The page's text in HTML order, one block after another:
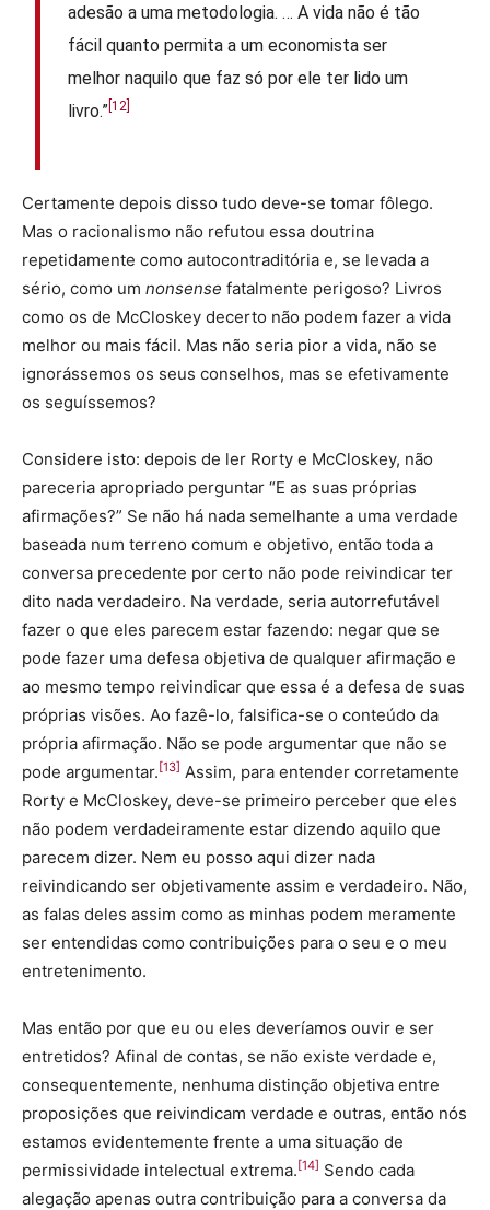
adesão a uma metodologia. … A vida não é tão
fácil quanto permita a um economista ser
melhor naquilo que faz só por ele ter lido um
livro.”[12]
Certamente depois disso tudo deve-se tomar fôlego.
Mas o racionalismo não refutou essa doutrina
repetidamente como autocontraditória e, se levada a
sério, como um nonsense fatalmente perigoso? Livros
como os de McCloskey decerto não podem fazer a vida
melhor ou mais fácil. Mas não seria pior a vida, não se
ignorássemos os seus conselhos, mas se efetivamente
os seguíssemos?
Considere isto: depois de ler Rorty e McCloskey, não
pareceria apropriado perguntar “E as suas próprias
afirmações?” Se não há nada semelhante a uma verdade
baseada num terreno comum e objetivo, então toda a
conversa precedente por certo não pode reivindicar ter
dito nada verdadeiro. Na verdade, seria autorrefutável
fazer o que eles parecem estar fazendo: negar que se
pode fazer uma defesa objetiva de qualquer afirmação e
ao mesmo tempo reivindicar que essa é a defesa de suas
próprias visões. Ao fazê-lo, falsifica-se o conteúdo da
própria afirmação. Não se pode argumentar que não se
pode argumentar. [13] Assim, para entender corretamente
Rorty e McCloskey, deve-se primeiro perceber que eles
não podem verdadeiramente estar dizendo aquilo que
parecem dizer. Nem eu posso aqui dizer nada
reivindicando ser objetivamente assim e verdadeiro. Não,
as falas deles assim como as minhas podem meramente
ser entendidas como contribuições para o seu e o meu
entretenimento.
Mas então por que eu ou eles deveríamos ouvir e ser
entretidos? Afinal de contas, se não existe verdade e,
consequentemente, nenhuma distinção objetiva entre
proposições que reivindicam verdade e outras, então nós
estamos evidentemente frente a uma situação de
permissividade intelectual extrema. [14] Sendo cada
alegação apenas outra contribuição para a conversa da